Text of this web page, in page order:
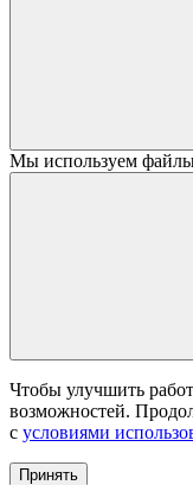
Мы используем
Чтобы улучшить
возможностей.
с условиями
Принять